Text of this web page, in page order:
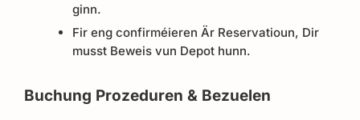
ginn.
Fir eng confirméieren Är Reservatioun, Dir
musst Beweis vun Depot hunn.
Buchung Prozeduren & Bezuelen